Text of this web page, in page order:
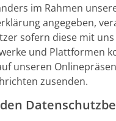
im Rahmen
angegeben,
sofern diese mit
und Plattformen
unseren
zusenden.